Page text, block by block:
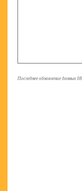
Последнее обновление данных